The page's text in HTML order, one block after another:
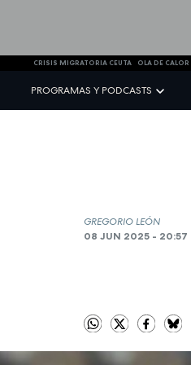
CRISIS MIGRATORIA CEUTA OLA DE CALOR
PROGRAMAS Y PODCASTS
GREGORIO LEÓN
08 JUN 2025 - 20:57